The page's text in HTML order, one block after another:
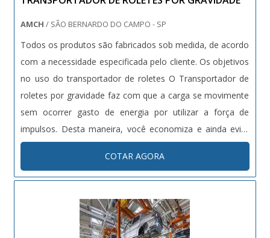
AMCH / SÃO BERNARDO DO CAMPO - SP
Todos os produtos são fabricados sob medida, de acordo
com a necessidade especificada pelo cliente. Os objetivos
no uso do transportador de roletes O Transportador de
roletes por gravidade faz com que a carga se movimente
sem ocorrer gasto de energia por utilizar a força de
impulsos. Desta maneira, você economiza e ainda evita
esforços manuais. Pode ser encontrado em diversos
tipos, o Transportador de roletes que age com gravidade
é voltado pa....
COTAR AGORA